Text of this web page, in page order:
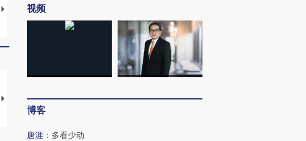
视线｜HYROX的吸金
术：是什么让中产们甘
粒摇头丸 尿检体内含3种
度Z世代 用街头抗争将教
育部长拱下台
【推广】走进第四届链博
会，让数智科技“链”接产
【商旅对话】华住集团
视频
博客
唐涯 ： 多看少动